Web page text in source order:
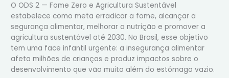
O ODS 2 — Fome Zero e Agricultura Sustentável
estabelece como meta erradicar a fome, alcançar a
segurança alimentar, melhorar a nutrição e promover a
agricultura sustentável até 2030. No Brasil, esse objetivo
tem uma face infantil urgente: a insegurança alimentar
afeta milhões de crianças e produz impactos sobre o
desenvolvimento que vão muito além do estômago vazio.